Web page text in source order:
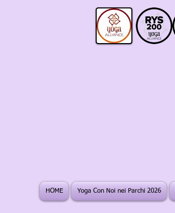
HOME Yoga Con Noi nei Parchi 2026